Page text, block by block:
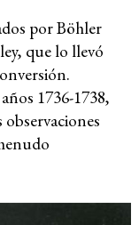
por Böhler
que lo llevó
1736-1738,